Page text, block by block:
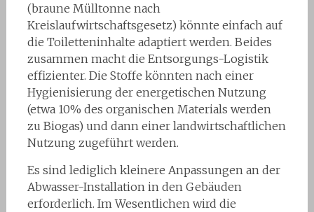
(braune Mülltonne nach
Kreislaufwirtschaftsgesetz) könnte einfach auf
die Toiletteninhalte adaptiert werden. Beides
zusammen macht die Entsorgungs-Logistik
effizienter. Die Stoffe könnten nach einer
Hygienisierung der energetischen Nutzung
(etwa 10% des organischen Materials werden
zu Biogas) und dann einer landwirtschaftlichen
Nutzung zugeführt werden.
Es sind lediglich kleinere Anpassungen an der
Abwasser-Installation in den Gebäuden
erforderlich. Im Wesentlichen wird die